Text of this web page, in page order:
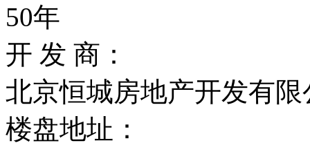
50年
开 发 商：
北京恒城房地产开发有限
楼盘地址：